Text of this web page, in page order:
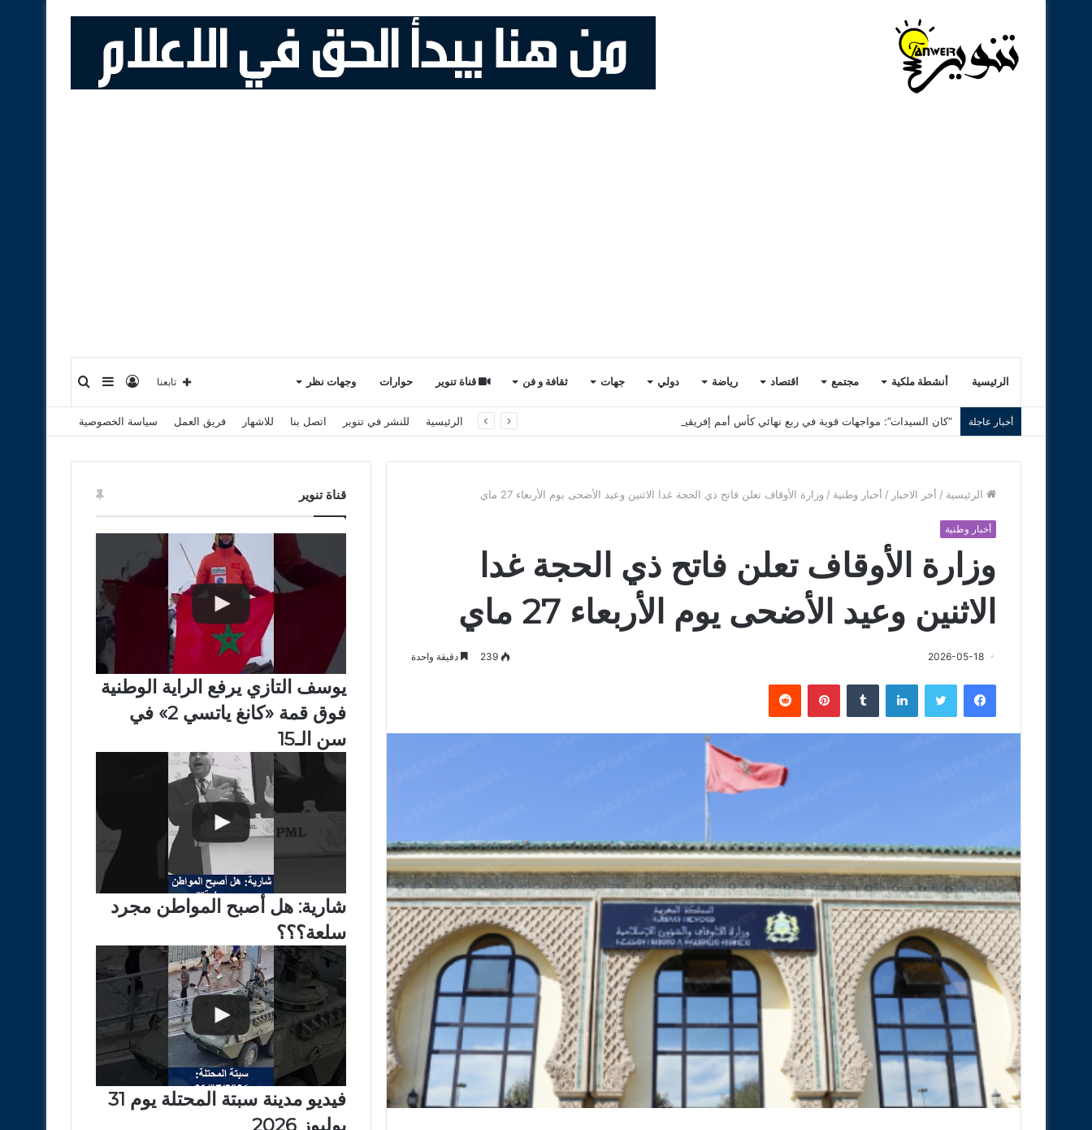
الرئيسية أنشطة ملكية مجتمع اقتصاد رياضة دولي جهات ثقافة و فن قناة تنوير حوارات وجهات نظر إضافة
عمود
تسجيل
الدخول
تابعنا
أخبار عاجلة “كان السيدات”: مواجهات قوية في ربع نهائي كأس أمم إفريقيا بالمغرب الرئيسية للنشر في تنوير اتصل بنا للاشهار فريق العمل سياسة الخصوصية
الرئيسية / أخر الاخبار / أخبار وطنية / وزارة الأوقاف تعلن فاتح ذي الحجة غدا الاثنين وعيد الأضحى يوم الأربعاء 27 ماي
أخبار وطنية
وزارة الأوقاف تعلن فاتح ذي الحجة غدا
الاثنين وعيد الأضحى يوم الأربعاء 27 ماي
2026-05-18
239 دقيقة واحدة
فيسبوك لينكدإن بينتيريست
قناة تنوير
يوسف التازي يرفع الراية الوطنية
فوق قمة «كانغ ياتسي 2» في
سن الـ15
شارية: هل أصبح المواطن مجرد
سلعة؟؟؟
فيديو مدينة سبتة المحتلة يوم 31
يوليوز 2026